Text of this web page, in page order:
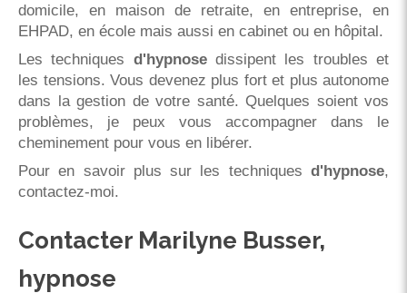
domicile, en maison de retraite, en entreprise, en
EHPAD, en école mais aussi en cabinet ou en hôpital.
Les techniques d'hypnosedissipent les troubles et
les tensions. Vous devenez plus fort et plus autonome
dans la gestion de votre santé. Quelques soient vos
problèmes, je peux vous accompagner dans le
cheminement pour vous en libérer.
Pour en savoir plus sur les techniques d'hypnose,
contactez-moi.
Contacter Marilyne Busser,
hypnose